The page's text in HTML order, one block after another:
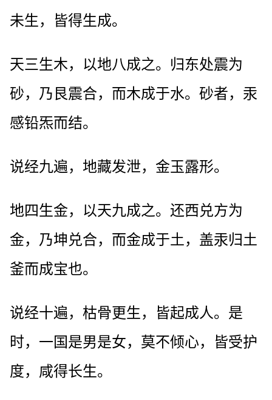
未生，皆得生成。
天三生木，以地八成之。归东处震为
砂，乃艮震合，而木成于水。砂者，汞
感铅炁而结。
说经九遍，地藏发泄，金玉露形。
地四生金，以天九成之。还西兑方为
金，乃坤兑合，而金成于土，盖汞归土
釜而成宝也。
说经十遍，枯骨更生，皆起成人。是
时，一国是男是女，莫不倾心，皆受护
度，咸得长生。